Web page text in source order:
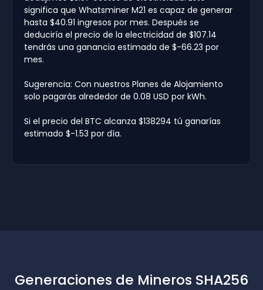
significa que Whatsminer M21 es capaz de generar
hasta $40.91 ingresos por mes. Después se
deduciría el precio de la electricidad de $107.14
tendrás una ganancia estimada de $-66.23 por
mes.
Sugerencia: Con nuestros Planes de Alojamiento
solo pagarás alrededor de 0.08 USD por kWh.
Si el precio del BTC alcanza $138294 tú ganarías
estimado $-1.53 por día.
Generaciones de Mineros SHA256